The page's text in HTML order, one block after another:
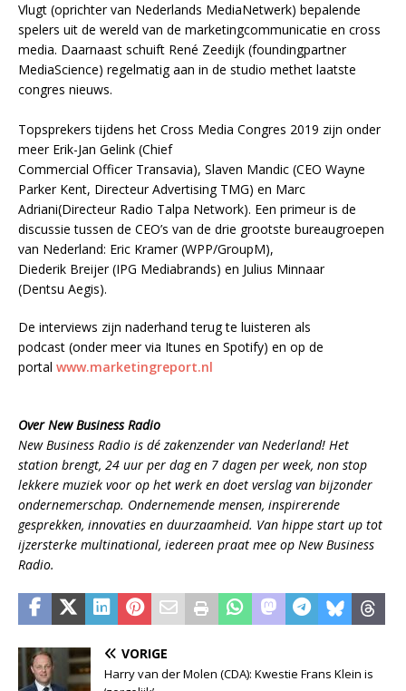
Vlugt (oprichter van Nederlands MediaNetwerk) bepalende
spelers uit de wereld van de marketingcommunicatie en cross
media. Daarnaast schuift René Zeedijk (foundingpartner
MediaScience) regelmatig aan in de studio methet laatste
congres nieuws.
Topsprekers tijdens het Cross Media Congres 2019 zijn onder
meer Erik-Jan Gelink (Chief
Commercial Officer Transavia), Slaven Mandic (CEO Wayne
Parker Kent, Directeur Advertising TMG) en Marc
Adriani(Directeur Radio Talpa Network). Een primeur is de
discussie tussen de CEO’s van de drie grootste bureaugroepen
van Nederland: Eric Kramer (WPP/GroupM),
Diederik Breijer (IPG Mediabrands) en Julius Minnaar
(Dentsu Aegis).
De interviews zijn naderhand terug te luisteren als
podcast (onder meer via Itunes en Spotify) en op de
portal www.marketingreport.nl
Over New Business Radio
New Business Radio is dé zakenzender van Nederland! Het
station brengt, 24 uur per dag en 7 dagen per week, non stop
lekkere muziek voor op het werk en doet verslag van bijzonder
ondernemerschap. Ondernemende mensen, inspirerende
gesprekken, innovaties en duurzaamheid. Van hippe start up tot
ijzersterke multinational, iedereen praat mee op New Business
Radio.
VORIGE
Harry van der Molen (CDA): Kwestie Frans Klein is